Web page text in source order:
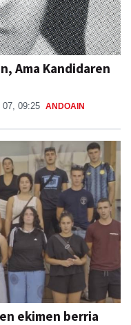
Ama Kandidaren
07, 09:25 ANDOAIN
ekimen berria